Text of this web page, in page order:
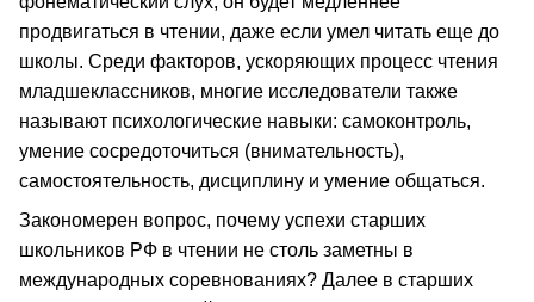
продвигаться в чтении, даже если умел читать еще до
школы. Среди факторов, ускоряющих процесс чтения
младшеклассников, многие исследователи также
называют психологические навыки: самоконтроль,
умение сосредоточиться (внимательность),
самостоятельность, дисциплину и умение общаться.
Закономерен вопрос, почему успехи старших
школьников РФ в чтении не столь заметны в
международных соревнованиях? Далее в старших